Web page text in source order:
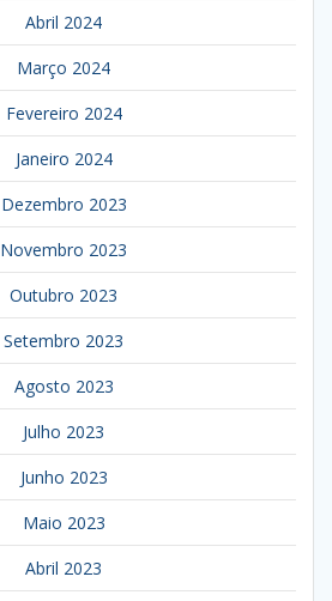
Abril 2024
Março 2024
Fevereiro 2024
Janeiro 2024
Dezembro 2023
Novembro 2023
Outubro 2023
Setembro 2023
Agosto 2023
Julho 2023
Junho 2023
Maio 2023
Abril 2023